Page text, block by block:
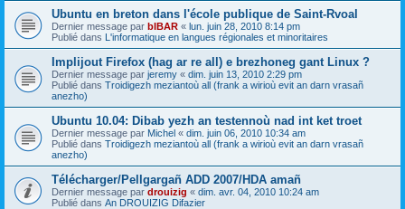
Ubuntu en breton dans l'école publique de Saint-Rvoal
Dernier message par bIBAR « lun. juin 28, 2010 8:14 pm
Publié dans L'informatique en langues régionales et minoritaires
Implijout Firefox (hag ar re all) e brezhoneg gant Linux ?
Dernier message par jeremy « dim. juin 13, 2010 2:29 pm
Publié dans Troidigezh meziantoù all (frank a wirioù evit an darn vrasañ
anezho)
Ubuntu 10.04: Dibab yezh an testennoù nad int ket troet
Dernier message par Michel « dim. juin 06, 2010 10:34 am
Publié dans Troidigezh meziantoù all (frank a wirioù evit an darn vrasañ
anezho)
Télécharger/Pellgargañ ADD 2007/HDA amañ
Dernier message par drouizig « dim. avr. 04, 2010 10:24 am
Publié dans An DROUIZIG Difazier